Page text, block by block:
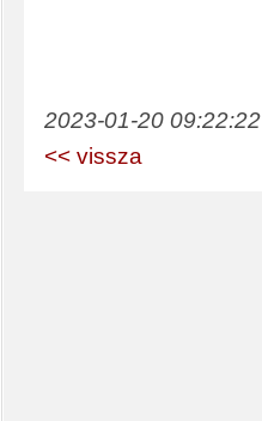
2023-01-20 09:22:22
<< vissza